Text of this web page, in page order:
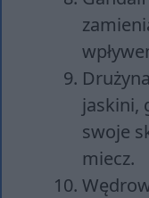
jaskini,
swoje
miecz.